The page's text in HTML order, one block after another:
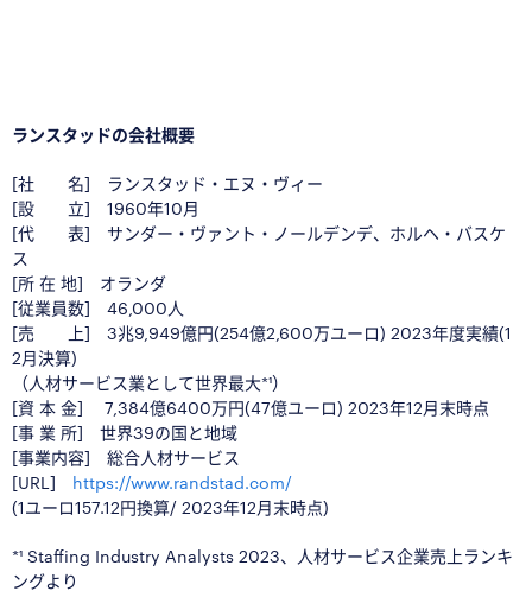
ランスタッドの会社概要
[社 名] ランスタッド・エヌ・ヴィー
[設 立] 1960年10月
[代 表] サンダー・ヴァント・ノールデンデ、ホルヘ・バスケ
ス
[所 在 地] オランダ
[従業員数] 46,000人
[売 上] 3兆9,949億円(254億2,600万ユーロ) 2023年度実績(1
2月決算)
（人材サービス業として世界最大*¹）
[資 本 金] 7,384億6400万円(47億ユーロ) 2023年12月末時点
[事 業 所] 世界39の国と地域
[事業内容] 総合人材サービス
[URL] https://www.randstad.com/
(1ユーロ157.12円換算/ 2023年12月末時点)
*¹ Staffing Industry Analysts 2023、人材サービス企業売上ランキ
ングより